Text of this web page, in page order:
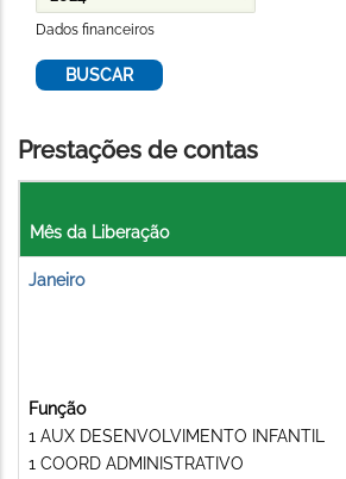
Dados financeiros
Prestações de contas
Mês da Liberação
Janeiro
Função
1 AUX DESENVOLVIMENTO INFANTIL
1 COORD ADMINISTRATIVO